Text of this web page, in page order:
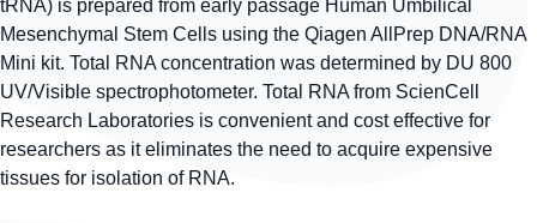
tRNA) is prepared from early passage Human Umbilical
Mesenchymal Stem Cells using the Qiagen AllPrep DNA/RNA
Mini kit. Total RNA concentration was determined by DU 800
UV/Visible spectrophotometer. Total RNA from ScienCell
Research Laboratories is convenient and cost effective for
researchers as it eliminates the need to acquire expensive
tissues for isolation of RNA.